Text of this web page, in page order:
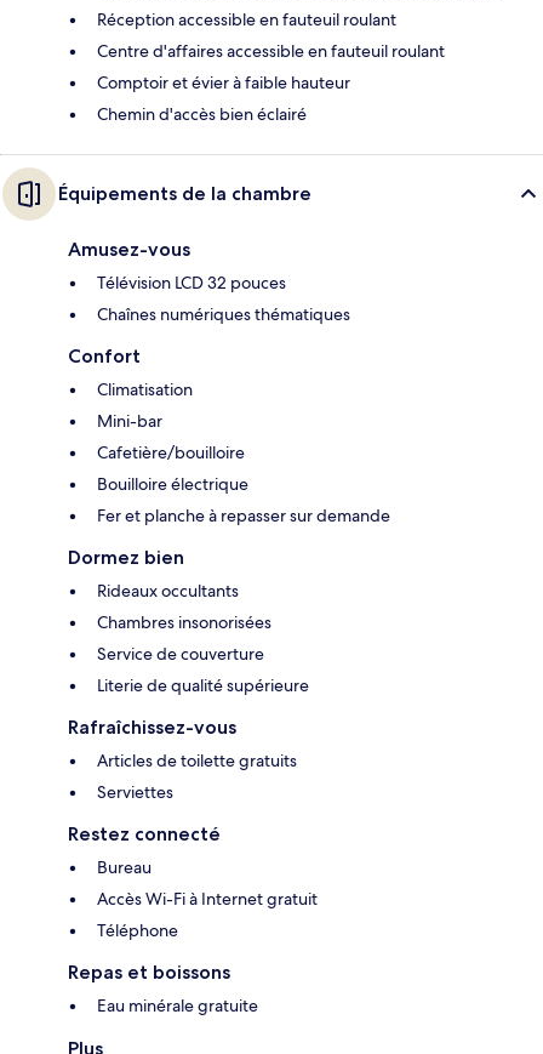
Réception accessible en fauteuil roulant
Centre d'affaires accessible en fauteuil roulant
Comptoir et évier à faible hauteur
Chemin d'accès bien éclairé
Équipements de la chambre
Amusez-vous
Télévision LCD 32 pouces
Chaînes numériques thématiques
Confort
Climatisation
Mini-bar
Cafetière/bouilloire
Bouilloire électrique
Fer et planche à repasser sur demande
Dormez bien
Rideaux occultants
Chambres insonorisées
Service de couverture
Literie de qualité supérieure
Rafraîchissez-vous
Articles de toilette gratuits
Serviettes
Restez connecté
Bureau
Accès Wi-Fi à Internet gratuit
Téléphone
Repas et boissons
Eau minérale gratuite
Plus